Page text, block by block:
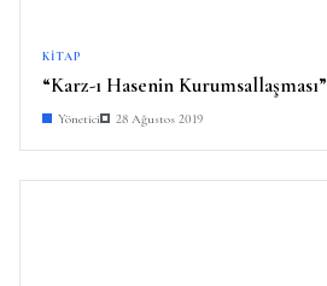
KITAP
“Karz-ı Hasenin
Yönetici 28 Ağustos 2019